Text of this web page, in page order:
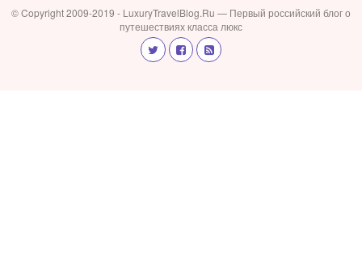
© Copyright 2009-2019 - LuxuryTravelBlog.Ru — Первый российский блог о
путешествиях класса люкс